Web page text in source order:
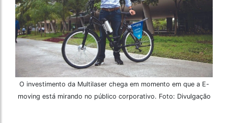
O investimento da Multilaser chega em momento em que a E-
moving está mirando no público corporativo. Foto: Divulgação